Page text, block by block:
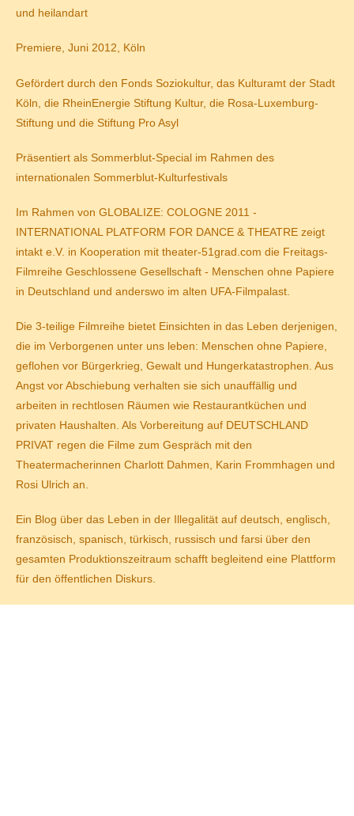
und heilandart
Premiere, Juni 2012, Köln
Gefördert durch den Fonds Soziokultur, das Kulturamt der Stadt
Köln, die RheinEnergie Stiftung Kultur, die Rosa-Luxemburg-
Stiftung und die Stiftung Pro Asyl
Präsentiert als Sommerblut-Special im Rahmen des
internationalen Sommerblut-Kulturfestivals
Im Rahmen von GLOBALIZE: COLOGNE 2011 -
INTERNATIONAL PLATFORM FOR DANCE & THEATRE zeigt
intakt e.V. in Kooperation mit theater-51grad.com die Freitags-
Filmreihe Geschlossene Gesellschaft - Menschen ohne Papiere
in Deutschland und anderswo im alten UFA-Filmpalast.
Die 3-teilige Filmreihe bietet Einsichten in das Leben derjenigen,
die im Verborgenen unter uns leben: Menschen ohne Papiere,
geflohen vor Bürgerkrieg, Gewalt und Hungerkatastrophen. Aus
Angst vor Abschiebung verhalten sie sich unauffällig und
arbeiten in rechtlosen Räumen wie Restaurantküchen und
privaten Haushalten. Als Vorbereitung auf DEUTSCHLAND
PRIVAT regen die Filme zum Gespräch mit den
Theatermacherinnen Charlott Dahmen, Karin Frommhagen und
Rosi Ulrich an.
Ein Blog über das Leben in der Illegalität auf deutsch, englisch,
französisch, spanisch, türkisch, russisch und farsi über den
gesamten Produktionszeitraum schafft begleitend eine Plattform
für den öffentlichen Diskurs.